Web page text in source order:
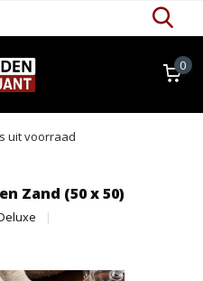
0
Levertijd 1-5 werkdagen
Zand (50 x 50)